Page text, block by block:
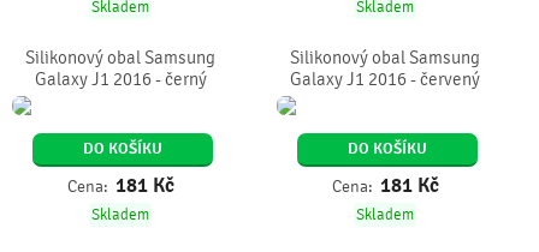
Skladem Skladem
Silikonový obal Samsung
Galaxy J1 2016 - černý
DO KOŠÍKU
Cena: 181 Kč
Skladem
Silikonový obal Samsung
Galaxy J1 2016 - červený
DO KOŠÍKU
Cena: 181 Kč
Skladem